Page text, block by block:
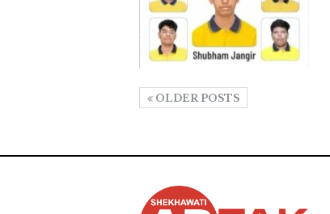
OLDER POSTS